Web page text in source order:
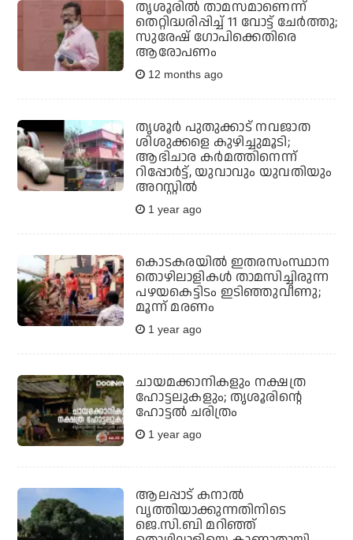
തൃശൂരില്‍ താമസമാണെന്ന്
തെറ്റിദ്ധരിപ്പിച്ച് 11 വോട്ട് ചേര്‍ത്തു;
സുരേഷ് ഗോപിക്കെതിരെ
ആരോപണം
12 months ago
തൃശൂർ പുതുക്കാട് നവജാത
ശിശുക്കളെ കുഴിച്ചുമൂടി;
ആഭിചാര കർമത്തിനെന്ന്
റിപ്പോർട്ട്, യുവാവും യുവതിയും
അറസ്റ്റിൽ
1 year ago
കൊടകരയില്‍ ഇതരസംസ്ഥാന
തൊഴിലാളികൾ താമസിച്ചിരുന്ന
പഴയകെട്ടിടം ഇടിഞ്ഞുവീണു;
മൂന്ന് മരണം
1 year ago
ചായമക്കാനികളും നക്ഷത്ര
ഹോട്ടലുകളും; തൃശൂരിന്റെ
ഹോട്ടല്‍ ചരിത്രം
1 year ago
ആലപ്പാട് കനാൽ
വൃത്തിയാക്കുന്നതിനിടെ
ജെ.സി.ബി മറിഞ്ഞ്